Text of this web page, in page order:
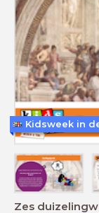
Zes
Kidsweek in